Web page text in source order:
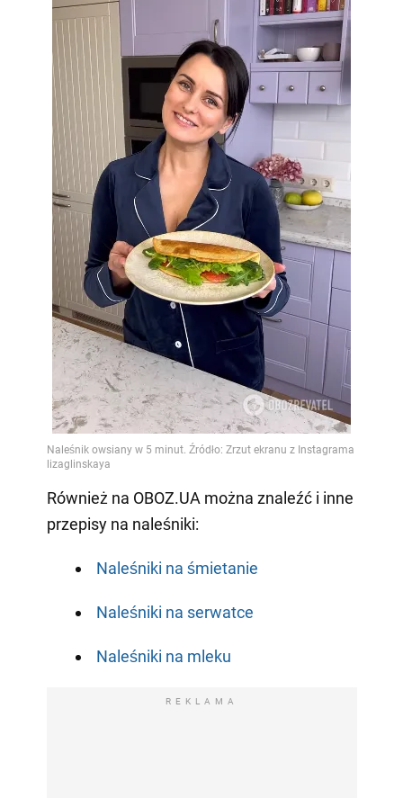
Również na OBOZ.UA można znaleźć i inne
przepisy na naleśniki:
Naleśniki na śmietanie
Naleśniki na serwatce
Naleśniki na mleku
REKLAMA